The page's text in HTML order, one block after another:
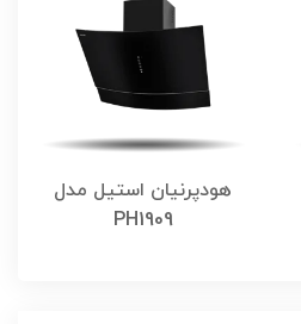
هودپرنیان استیل مدل
PH1909